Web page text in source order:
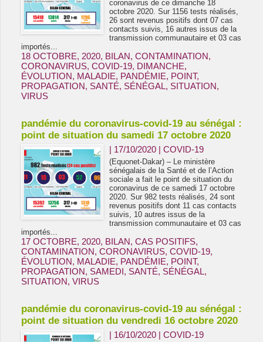
coronavirus de ce dimanche 18
octobre 2020. Sur 1156 tests réalisés,
26 sont revenus positifs dont 07 cas
contacts suivis, 16 autres issus de la
transmission communautaire et 03 cas
importés...
18 OCTOBRE, 2020, BILAN, CONTAMINATION,
CORONAVIRUS, COVID-19, DIMANCHE,
ÉVOLUTION, MALADIE, PANDÉMIE, POINT,
PROPAGATION, SANTÉ, SÉNÉGAL, SITUATION,
VIRUS
pandémie du coronavirus-covid-19 au sénégal :
point de situation du samedi 17 octobre 2020
| 17/10/2020 |COVID-19
(Equonet-Dakar) – Le ministère
sénégalais de la Santé et de l’Action
sociale a fait le point de situation du
coronavirus de ce samedi 17 octobre
2020. Sur 982 tests réalisés, 24 sont
revenus positifs dont 11 cas contacts
suivis, 10 autres issus de la
transmission communautaire et 03 cas
importés...
17 OCTOBRE, 2020, BILAN, CAS POSITIFS,
CONTAMINATION, CORONAVIRUS, COVID-19,
ÉVOLUTION, MALADIE, PANDÉMIE, POINT,
PROPAGATION, SAMEDI, SANTÉ, SÉNÉGAL,
SITUATION, VIRUS
pandémie du coronavirus-covid-19 au sénégal :
point de situation du vendredi 16 octobre 2020
| 16/10/2020 |COVID-19